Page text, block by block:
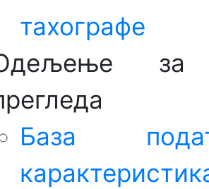
тахографе
за
База